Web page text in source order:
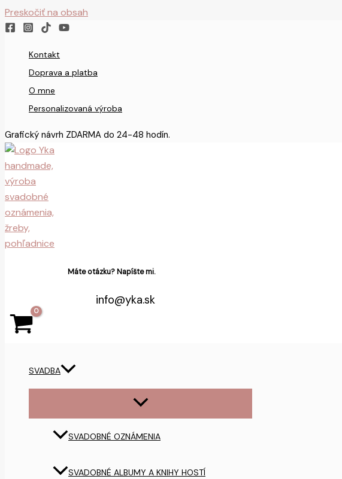
Preskočiť na obsah
Kontakt
Doprava a platba
O mne
Personalizovaná výroba
Grafický návrh ZDARMA do 24-48 hodín.
Máte otázku? Napíšte mi.
info@yka.sk
SVADBA
SVADOBNÉ OZNÁMENIA
SVADOBNÉ ALBUMY A KNIHY HOSTÍ